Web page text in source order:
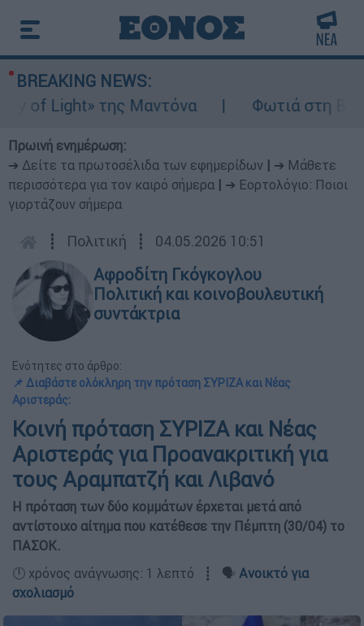
BREAKING NEWS:
Light» της Μαντόνα
Φωτιά στη
Πρωινή ενημέρωση:
➔ Δείτε τα πρωτοσέλιδα των εφημερίδων
➔ Μάθετε
περισσότερα για τον καιρό σήμερα
➔ Εορτολόγιο: Ποιοι
γιορτάζουν σήμερα
┋ Πολιτική ┋ 04.05.2026 10:51
Αφροδίτη Γκόγκογλου
Πολιτική και κοινοβουλευτική
συντάκτρια
Ενότητες στο άρθρο:
📌 Διαβάστε ολόκληρη την πρόταση ΣΥΡΙΖΑ και Νέας
Αριστεράς:
Κοινή πρόταση ΣΥΡΙΖΑ και Νέας
Αριστεράς για Προανακριτική για
τους Αραμπατζή και Λιβανό
Η πρόταση των δύο κομμάτων έρχεται μετά από
αντίστοιχο αίτημα που κατέθεσε την Πέμπτη (30/04) το
ΠΑΣΟΚ.
🕛 χρόνος ανάγνωσης: 1 λεπτό ┋ 🗣️ Ανοικτό για
σχολιασμό